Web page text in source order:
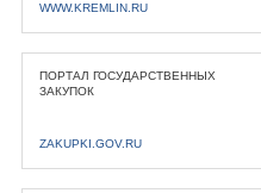
WWW.KREMLIN.RU
ПОРТАЛ ГОСУДАРСТВЕННЫХ
ЗАКУПОК
ZAKUPKI.GOV.RU